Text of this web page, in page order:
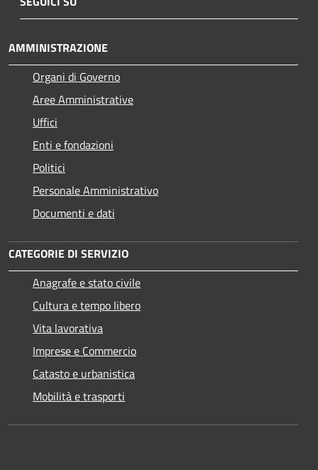
AMMINISTRAZIONE
Organi di Governo
Aree Amministrative
Uffici
Enti e fondazioni
Politici
Personale Amministrativo
Documenti e dati
CATEGORIE DI SERVIZIO
Anagrafe e stato civile
Cultura e tempo libero
Vita lavorativa
Imprese e Commercio
Catasto e urbanistica
Mobilità e trasporti